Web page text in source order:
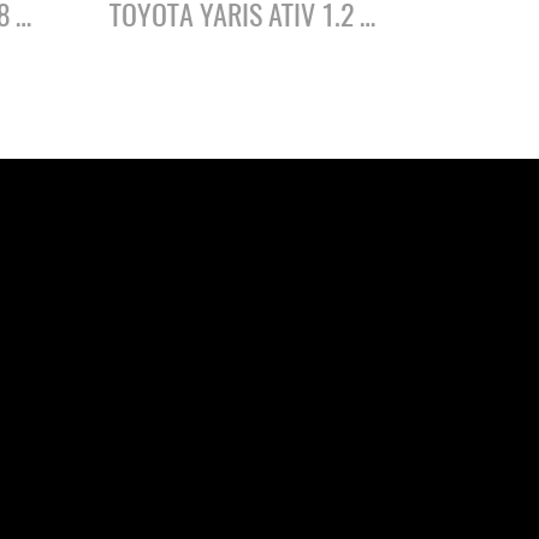
TOYORA REVO ต/ด 2.8 J PLUS ปี61 TOYOTA YARIS ATIV 1.2 S ปี62